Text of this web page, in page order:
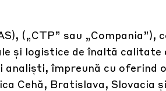
(„CTP” sau „Compania”),
și logistice de înaltă calitate
împreună cu oferind
Cehă, Bratislava, Slovacia